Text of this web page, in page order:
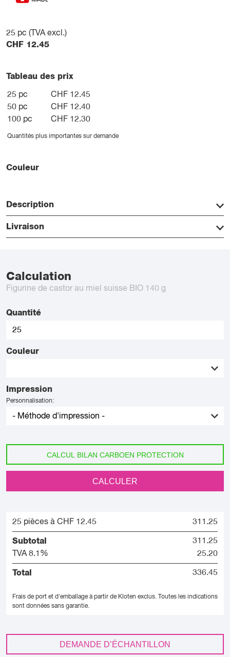
25 pc (TVA excl.)
CHF 12.45
Tableau des prix
25 pc
CHF 12.45
50 pc
CHF 12.40
100 pc
CHF 12.30
Quantités plus importantes sur demande
Couleur
Description
Livraison
Calculation
Figurine de castor au miel suisse BIO 140 g
Quantité
Couleur
Impression
Personnalisation:
CALCUL BILAN CARBOEN PROTECTION
CALCULER
25 pièces à CHF 12.45 311.25
Subtotal
311.25
TVA 8.1%
25.20
Total 336.45
Frais de port et d'emballage à partir de Kloten exclus.
Toutes les indications
sont données sans garantie.
DEMANDE D’ÉCHANTILLON